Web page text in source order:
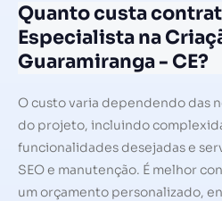
Quanto custa
Especialista na
Guaramiranga - CE?
O custo varia dependendo das
do projeto, incluindo
funcionalidades desejadas e
SEO e manutenção. É melhor
um orçamento personalizado,